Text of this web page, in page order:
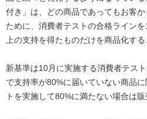
付き」は、どの商品であってもお客
ために、消費者テストの合格ライン
上の支持を得たものだけを商品化する
新基準は10月に実施する消費者テス
で支持率が80%に届いていない商品
トを実施して80%に満たない場合は販